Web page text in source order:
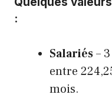
:
Salariés–
entre
mois.